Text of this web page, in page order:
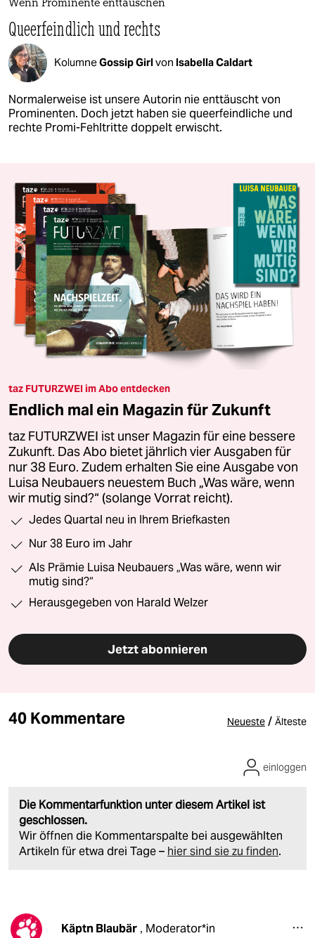
Wenn Prominente enttäuschen
Queerfeindlich und rechts
KolumneGossip Girlvon Isabella Caldart
Normalerweise ist unsere Autorin nie enttäuscht von
Prominenten. Doch jetzt haben sie queerfeindliche und
rechte Promi-Fehltritte doppelt erwischt.
taz FUTURZWEI im Abo entdecken
Endlich mal ein Magazin für Zukunft
taz FUTURZWEI ist unser Magazin für eine bessere
Zukunft. Das Abo bietet jährlich vier Ausgaben für
nur 38 Euro. Zudem erhalten Sie eine Ausgabe von
Luisa Neubauers neuestem Buch „Was wäre, wenn
wir mutig sind?“ (solange Vorrat reicht).
Jedes Quartal neu in Ihrem Briefkasten
Nur 38 Euro im Jahr
Als Prämie Luisa Neubauers „Was wäre, wenn wir
mutig sind?“
Herausgegeben von Harald Welzer
Jetzt abonnieren
40 Kommentare Neueste / Älteste
Die Kommentarfunktion unter diesem Artikel ist
geschlossen.
Wir öffnen die Kommentarspalte bei ausgewählten
Artikeln für etwa drei Tage – hier sind sie zu finden.
einloggen
Käptn Blaubär, Moderator*in